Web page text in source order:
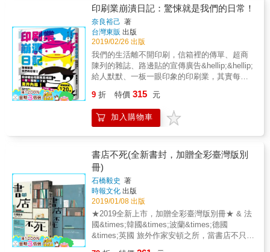
聞軼事和文雅八卦，都令人讀來逸興遄飛、欲
罷不能。 你也可以是書女、書男 書女說書！在
此之前，是無盡的訪書、讀書、玩書，進一步
賞書、藏書、品書&hellip;&hellip;最後，再以
「寫書」分享給所有愛書人。這本回憶錄圖文
頁頁精彩稀有、唯美細緻，作為階段性寫作的
分水嶺，無疑又是一本至臻代表作，除了將書
女無怨無悔近三十年衷於訪書的生涯，作了最
美的詮釋，它同時也是個分號──未完待續
書男，它召喚了我們，何妨延續此精神、拾起
好興味，親訪或網路尋趣，都可以從訪書過程
感受著幸福感，揮灑屬於自己不同的人生況
創辦人 張正／薄霧書店店長 蔡南昇／Stay旅人
書店主理人 林世傑 也許下個十年，將再沒有書
店店員這個職位。 那些守護著書本的人們，也
會消失嗎？ & 田口久美子於一九七三年開啟書
店店員生涯，其後四十年如同一場巡禮。 她的
巡禮是為了贖罪，必須將書店人生使她充滿活
力的這股「熱情」，傳遞給下一個世代。 & 她
性化書店LIBRO持續二十年引領熱潮，最後成
為大型書店淳久堂池袋店副店長。 她經歷了書
店欣欣向榮的時期，而後&hellip;&hellip; 二○○○
式。 同時，網路新浪潮席捲全世界，在日漸頹
敗的書店文化中，紙本書已不再是讀者首選，
無形的電子書儼然成為趨勢。書店正逐漸失去
「販售的商品」迅速走向滅亡。 & 然而，身為
書店店員的他們從未屈服。 書店不只是販售書
籍的場所，更是將承載著文字重量的紙本書，
遞至讀者手中的一種知識與精神的傳承。 他們
正憑著微薄的力量持續奮鬥，對殘酷的現實吶
喊出「書店不屈宣言」── & 作者以自身四十年
作品產生交集、使閱讀經驗產生改變或更加豐
富？我們希望從讀者個人的觀點與生命出發，
透過不同世代間，個體的關切與認知的深度，
藉以展開那張鋪排在個人、書店與社會間之
間，關聯彼此且交織著每個獨特生命與共同經
驗的網絡。關於「讀者」的過去、現在、未來
所有大哉問，由讀者們現身親自解答——現役
或未來的家長們、一線教育者，可以看見——
家庭能否支持或影響讀者們的閱讀動力？體制
「讀者在哪裡？」出版人、創作者、書業從業
人員不可不知——租書店？圖書館？連鎖書
店？閱讀空間何處尋？工作、婚姻與家庭，如
何影響閱讀？又如何帶來閱讀？購書的習慣，
是怎麼養成的？——給在茫茫書海或人海中，
殷切找尋著什麼的閱讀者們——啟發閱讀意願
的動力？閱讀的意義是什麼？閱讀與生命，如
何緊密連結？不同世代的不同解答，將交織出
何種精彩豐富的圖像？小小書房十年紀念書介
紹：
https://smallbooklove.wordpress.com/2016/12/21/
群募計畫：下一個字的旅程：十年創作、出版
印刷業崩潰日記：驚悚就是我們的日常！
奈良裕己 著
台灣東販 出版
2019/02/26 出版
我們的生活離不開印刷，信箱裡的傳單、超商
陳列的雜誌、路邊貼的宣傳廣告&hellip;&hellip;
給人默默、一板一眼印象的印刷業，其實每天
要通靈的行業！ 前印刷公司業務員揭露，笑著
笑著就哭了的業界內幕！ & ●吃個飯也在意菜
單用紙的「紙張中毒症狀」！ ●用「翻來翻
沒到就出現令人驚恐的奇異現象？！ ●手指、
校正稿一片紅&hellip;&hellip;是血還是紅筆墨
水？ ●不管是多漂亮的人都是由網點組成
的？！ ●用四色印刷的「QR Code」居然讀不
到？！ & 超乎想像的業界知識、哭笑不得的扯
事，來自有血(!)有淚的真實經驗！ & 詳細解說
120個印刷用語！ 工作與「截稿日」或「印刷
品」有關的人必讀！ &
9 折 特價 315 元
加入購物車
書店不死(全新書封，加贈全彩臺灣版別
冊)
石橋毅史 著
時報文化 出版
2019/01/08 出版
★2019全新上市，加贈全彩臺灣版別冊★ & 法
國&times;韓國&times;波蘭&times;德國
&times;英國 旅外作家安頓之所，當書店不只是